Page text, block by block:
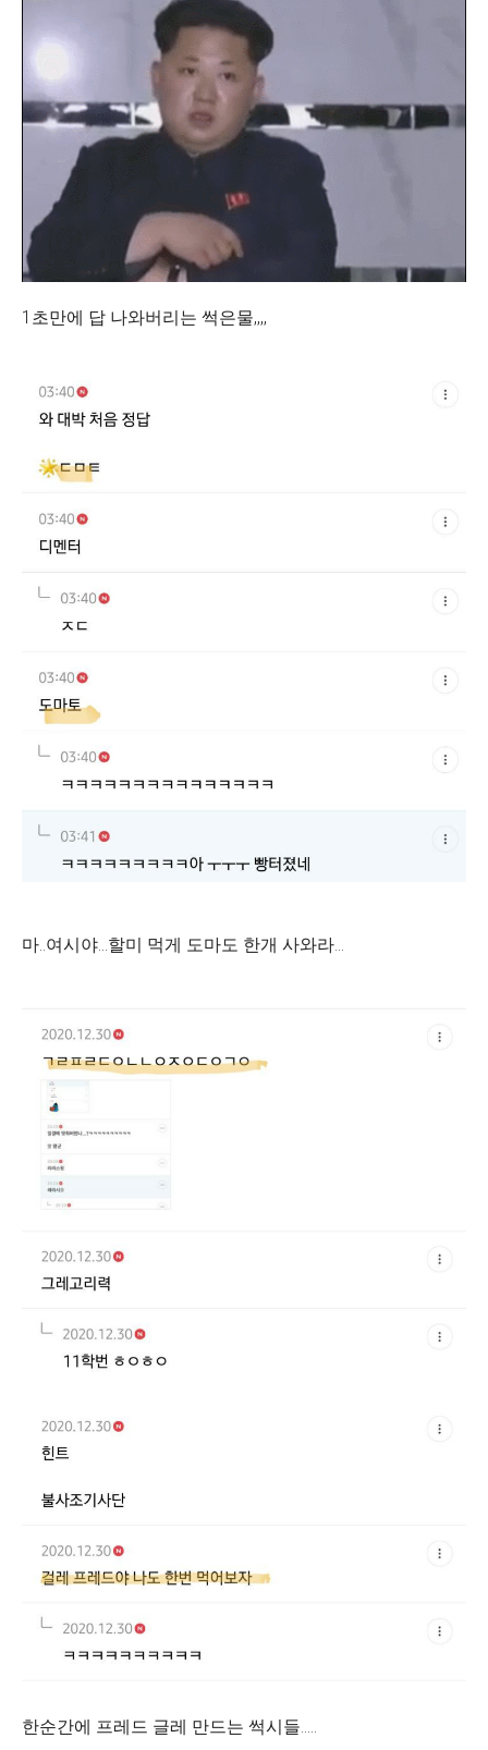
1초만에 답 나와버리는 썩은물,,,,
마..여시야...할미 먹게 도마도 한개 사와라...
한순간에 프레드 글레 만드는 썩시들.....